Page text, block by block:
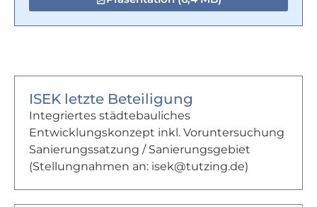
ISEK letzte Beteiligung
Integriertes städtebauliches
Entwicklungskonzept inkl. Voruntersuchung
Sanierungssatzung / Sanierungsgebiet
(Stellungnahmen an: isek@tutzing.de)